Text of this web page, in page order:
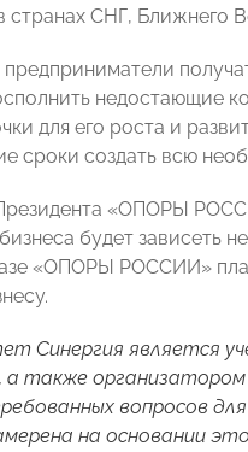
странах СНГ, Ближнего
недостающие
для его роста и
сроки создать всю
«ОПОРЫ
будет зависеть
«ОПОРЫ РОССИИ»
Синергия является
также организатором
вопросов
на основании